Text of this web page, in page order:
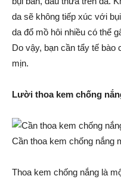
da sẽ không tiếp xúc với
da đổ mồ hôi nhiều có thể
Do vậy, bạn cần tẩy tế bào
mịn.
Lười thoa kem chống
Cần thoa kem chống nắng
Thoa kem chống nắng là